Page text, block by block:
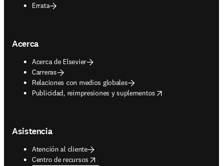
Errata
Acerca
Acerca de Elsevier
Carreras
Relaciones con medios globales
Publicidad, reimpresiones y suplementos
opens in new tab/window
Asistencia
Atención al cliente
Centro de recursos
opens in new tab/window